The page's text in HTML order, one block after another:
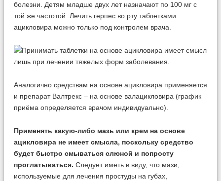
болезни. Детям младше двух лет назначают по 100 мг с
той же частотой. Лечить герпес во рту таблетками
ацикловира можно только под контролем врача.
Аналогично средствам на основе ацикловира применяется
и препарат Валтрекс – на основе валацикловира (график
приёма определяется врачом индивидуально).
Применять какую-либо мазь или крем на основе
ацикловира не имеет смысла, поскольку средство
будет быстро смываться слюной и попросту
проглатываться. Следует иметь в виду, что мази,
используемые для лечения простуды на губах,